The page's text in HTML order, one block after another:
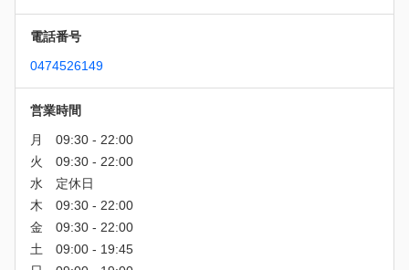
電話番号
0474526149
営業時間